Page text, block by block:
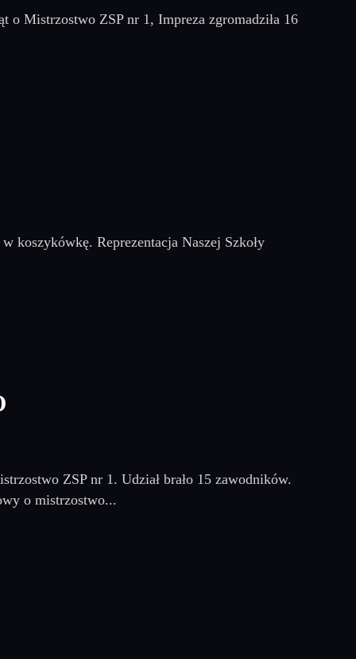
o Mistrzostwo ZSP nr 1, Impreza zgromadziła 16
koszykówkę. Reprezentacja Naszej Szkoły
ZSP nr 1. Udział brało 15 zawodników.
o mistrzostwo...